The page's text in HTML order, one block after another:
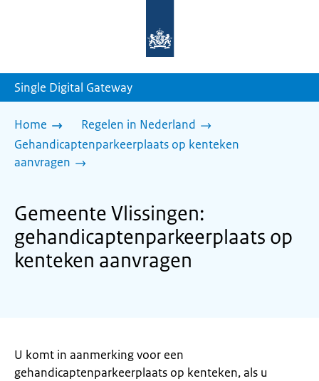
homepage
Single Digital Gateway
Home
Regelen in Nederland
Gehandicaptenparkeerplaats op kenteken
aanvragen
Gemeente Vlissingen:
gehandicaptenparkeerplaats op
kenteken aanvragen
U komt in aanmerking voor een
gehandicaptenparkeerplaats op kenteken, als u